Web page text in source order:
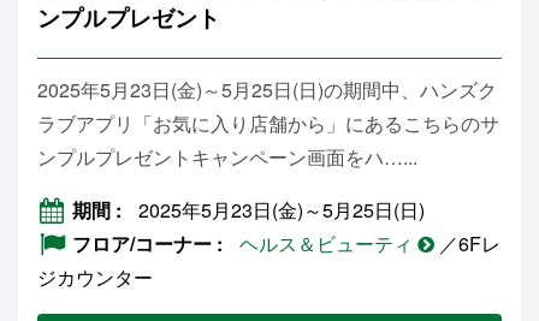
ンプルプレゼント
2025年5月23日(金)～5月25日(日)の期間中、ハンズク
ラブアプリ「お気に入り店舗から」にあるこちらのサ
ンプルプレゼントキャンペーン画面をハ…...
期間
2025年5月23日(金)～5月25日(日)
フロア/コーナー
ヘルス＆ビューティ
／6Fレ
ジカウンター